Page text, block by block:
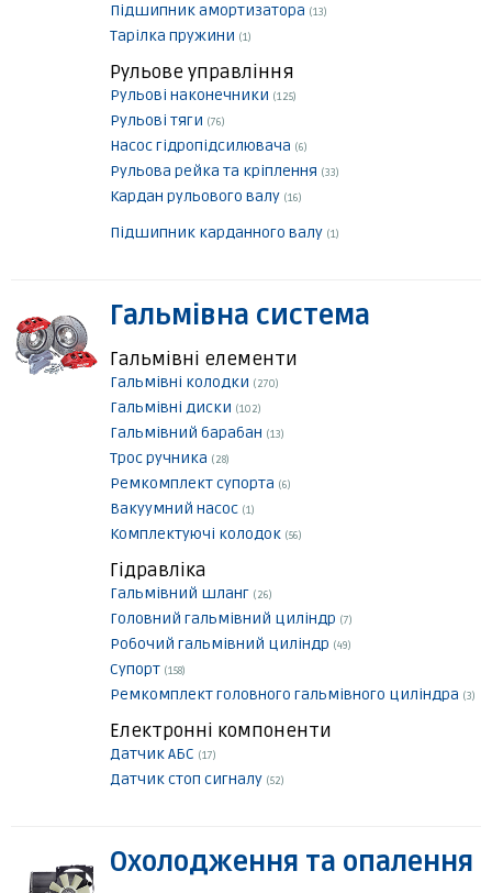
Підшипник амортизатора (13)
Тарілка пружини (1)
Рульове управління
Рульові наконечники (125)
Рульові тяги (76)
Насос гідропідсилювача (6)
Рульова рейка та кріплення (33)
Кардан рульового валу (16)
Підшипник карданного валу (1)
Гальмівна система
Гальмівні елементи
Гальмівні колодки (270)
Гальмівні диски (102)
Гальмівний барабан (13)
Трос ручника (28)
Ремкомплект супорта (6)
Вакуумний насос (1)
Комплектуючі колодок (56)
Гідравліка
Гальмівний шланг (26)
Головний гальмівний циліндр (7)
Робочий гальмівний циліндр (49)
Супорт (158)
Ремкомплект головного гальмівного циліндра (3)
Електронні компоненти
Датчик АБС (17)
Датчик стоп сигналу (52)
Охолодження та опалення